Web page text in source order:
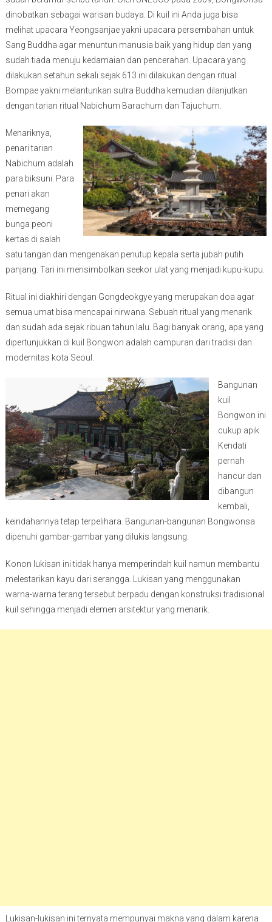
dinobatkan sebagai warisan budaya. Di kuil ini Anda juga bisa
melihat upacara Yeongsanjae yakni upacara persembahan untuk
Sang Buddha agar menuntun manusia baik yang hidup dan yang
sudah tiada menuju kedamaian dan pencerahan. Upacara yang
dilakukan setahun sekali sejak 613 ini dilakukan dengan ritual
Bompae yakni melantunkan sutra Buddha kemudian dilanjutkan
dengan tarian ritual Nabichum Barachum dan Tajuchum.
Menariknya,
penari tarian
Nabichum adalah
para biksuni. Para
penari akan
memegang
bunga peoni
kertas di salah
satu tangan dan mengenakan penutup kepala serta jubah putih
panjang. Tari ini mensimbolkan seekor ulat yang menjadi kupu-kupu.
Ritual ini diakhiri dengan Gongdeokgye yang merupakan doa agar
semua umat bisa mencapai nirwana. Sebuah ritual yang menarik
dan sudah ada sejak ribuan tahun lalu. Bagi banyak orang, apa yang
dipertunjukkan di kuil Bongwon adalah campuran dari tradisi dan
modernitas kota Seoul.
Bangunan
kuil
Bongwon ini
cukup apik.
Kendati
pernah
hancur dan
dibangun
kembali,
keindahannya tetap terpelihara. Bangunan-bangunan Bongwonsa
dipenuhi gambar-gambar yang dilukis langsung.
Konon lukisan ini tidak hanya memperindah kuil namun membantu
melestarikan kayu dari serangga. Lukisan yang menggunakan
warna-warna terang tersebut berpadu dengan konstruksi tradisional
kuil sehingga menjadi elemen arsitektur yang menarik.
Lukisan-lukisan ini ternyata mempunyai makna yang dalam karena